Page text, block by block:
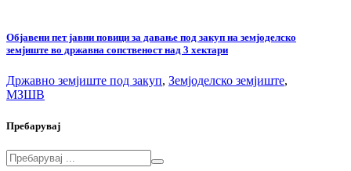
Објавени пет јавни повици за давање под закуп на земјоделско
земјиште во државна сопственост над 3 хектари
Државно земјиште под закуп, Земјоделско земјиште,
МЗШВ
Пребарувај